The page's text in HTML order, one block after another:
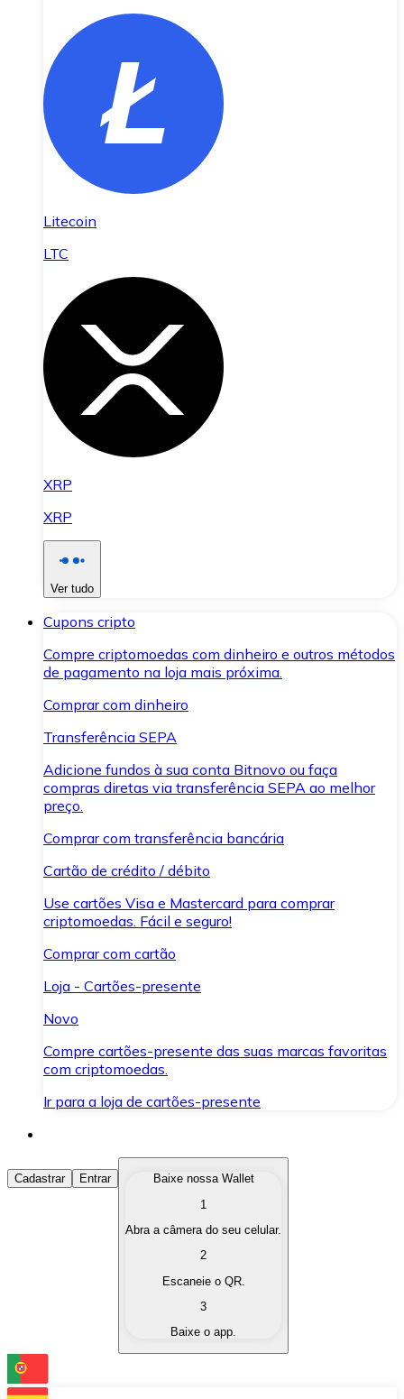
Litecoin
LTC
XRP
XRP
Ver tudo
Cupons cripto
Compre criptomoedas com dinheiro e outros métodos
de pagamento na loja mais próxima.
Comprar com dinheiro
Transferência SEPA
Adicione fundos à sua conta Bitnovo ou faça
compras diretas via transferência SEPA ao melhor
preço.
Comprar com transferência bancária
Cartão de crédito / débito
Use cartões Visa e Mastercard para comprar
criptomoedas. Fácil e seguro!
Comprar com cartão
Loja - Cartões-presente
Novo
Compre cartões-presente das suas marcas favoritas
com criptomoedas.
Ir para a loja de cartões-presente
Comprar Criptomoedas
Compre as criptomoedas de seu interesse de forma
Converta suas criptomoedas em moeda fiduciária
Troque uma criptomoeda por outra
Cadastrar Entrar
Baixe nossa Wallet
1
Abra a câmera do seu celular.
2
Escaneie o QR.
3
Baixe o app.